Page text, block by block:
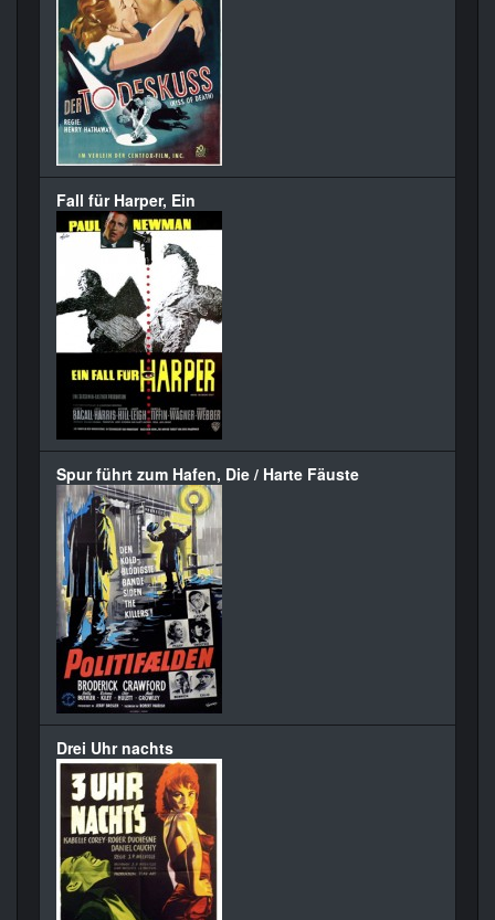
Fall für Harper, Ein
Spur führt zum Hafen, Die / Harte Fäuste
Drei Uhr nachts